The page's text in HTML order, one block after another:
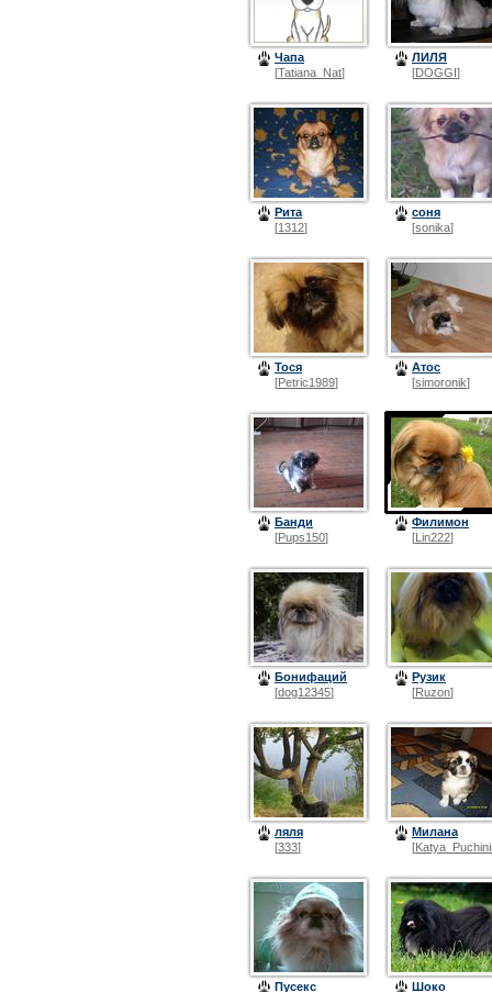
Чапа
[Tatiana_Nat]
ЛИЛЯ
[DOGGI]
Рита
[1312]
соня
[sonika]
Тося
[Petric1989]
Атос
[simoronik]
Банди
[Pups150]
Филимон
[Lin222]
Бонифаций
[dog12345]
Рузик
[Ruzon]
ляля
[333]
Милана
[
Пусекс
Шоко